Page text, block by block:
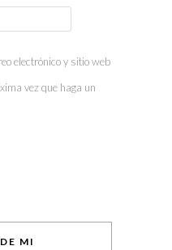
electrónico y sitio web
vez que haga un
MI